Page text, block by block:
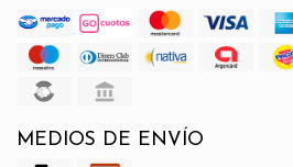
MEDIOS DE ENVÍO